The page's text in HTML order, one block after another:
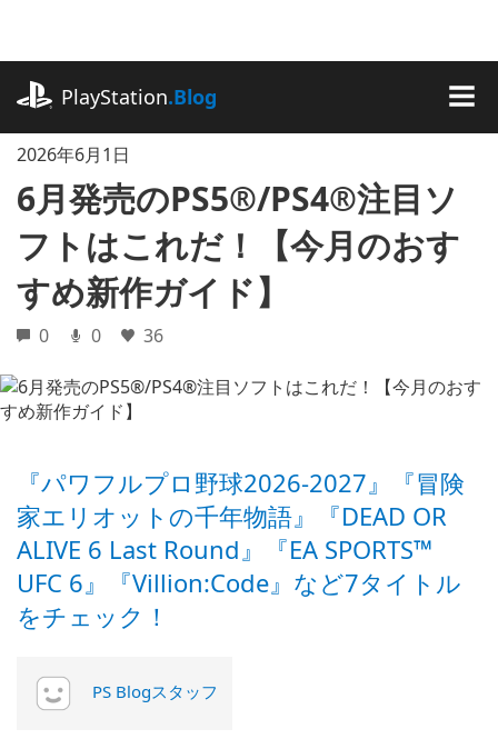
に
ッ
PlayStation.Blog
2026年6月1日
6月発売のPS5®/PS4®注目ソ
フトはこれだ！【今月のおす
すめ新作ガイド】
0 0 36
『パワフルプロ野球2026-2027』『冒険
家エリオットの千年物語』『DEAD OR
ALIVE 6 Last Round』『EA SPORTS™
UFC 6』『Villion:Code』など7タイトル
をチェック！
PS Blogスタッフ